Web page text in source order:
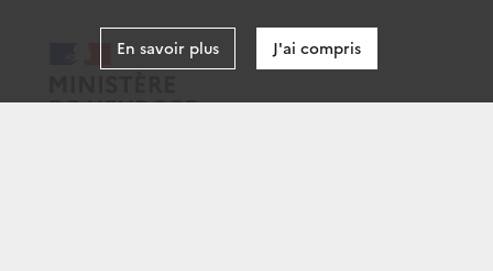
En savoir plus J'ai compris